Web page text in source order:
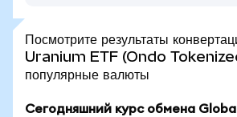
Посмотрите результаты
Uranium ETF (Ondo
популярные валюты
Сегодняшний курс обмена